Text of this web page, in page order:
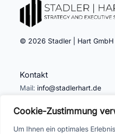
Cookie-Zustimmung
Um Ihnen ein optimales
© 2026 Stadler | Hart GmbH
Kontakt
Mail: info@stadlerhart.de
Adresse